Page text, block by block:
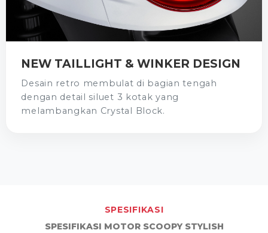
NEW TAILLIGHT & WINKER DESIGN
Desain retro membulat di bagian tengah
dengan detail siluet 3 kotak yang
melambangkan Crystal Block.
SPESIFIKASI
SPESIFIKASI MOTOR SCOOPY STYLISH